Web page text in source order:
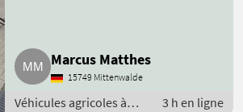
Marcus Matthes
15749 Mittenwalde
Véhicules agricoles à
3 h en ligne